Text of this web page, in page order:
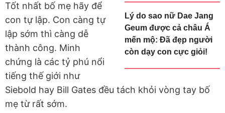
Lý do sao nữ Dae Jang
Geum được cả châu Á
mến mộ: Đã đẹp người
còn dạy con cực giỏi!
Tốt nhất bố mẹ hãy để
con tự lập. Con càng tự
lập sớm thì càng dễ
thành công. Minh
chứng là các tỷ phú nổi
tiếng thế giới như
Siebold hay Bill Gates đều tách khỏi vòng tay bố
mẹ từ rất sớm.